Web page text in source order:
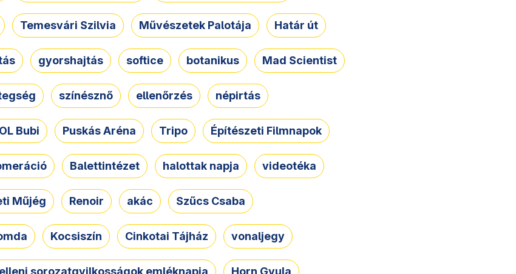
Temesvári Szilvia Művészetek Palotája Határ út
gyorshajtás softice botanikus Mad Scientist
színésznő ellenőrzés népirtás
Bubi Puskás Aréna Tripo Építészeti Filmnapok
Balettintézet halottak napja videotéka
Műjég Renoir akác Szűcs Csaba
Kocsiszín Cinkotai Tájház vonaljegy
sorozatgyilkosságok emléknapja Horn Gyula